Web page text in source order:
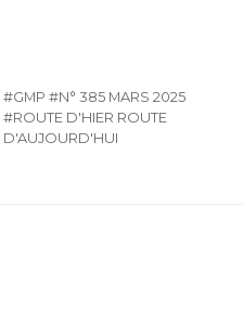
#GMP #N° 385 MARS 2025
#ROUTE D'HIER ROUTE
D'AUJOURD'HUI